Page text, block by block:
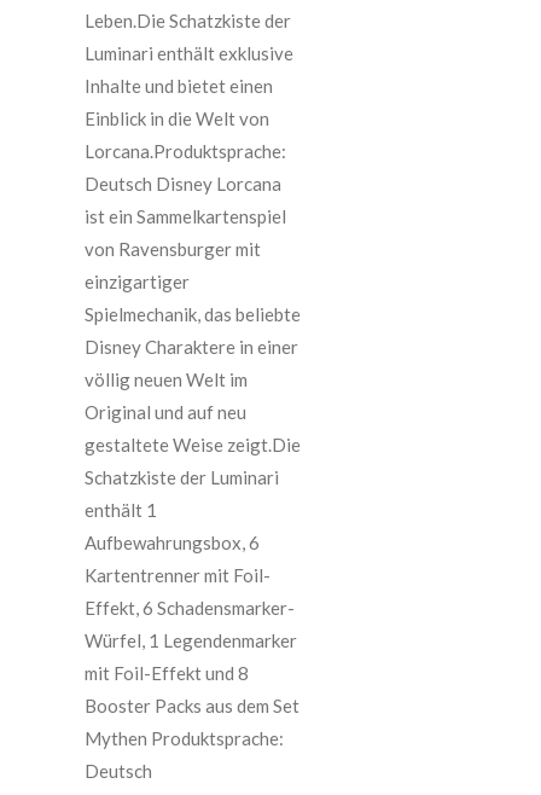
Leben.Die Schatzkiste der
Luminari enthält exklusive
Inhalte und bietet einen
Einblick in die Welt von
Lorcana.Produktsprache:
Deutsch Disney Lorcana
ist ein Sammelkartenspiel
von Ravensburger mit
einzigartiger
Spielmechanik, das beliebte
Disney Charaktere in einer
völlig neuen Welt im
Original und auf neu
gestaltete Weise zeigt.Die
Schatzkiste der Luminari
enthält 1
Aufbewahrungsbox, 6
Kartentrenner mit Foil-
Effekt, 6 Schadensmarker-
Würfel, 1 Legendenmarker
mit Foil-Effekt und 8
Booster Packs aus dem Set
Mythen Produktsprache:
Deutsch